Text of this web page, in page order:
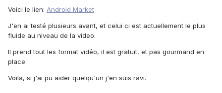
Voici le lien: Android Market
J'en ai testé plusieurs avant, et celui ci est actuellement le plus
fluide au niveau de la video.
Il prend tout les format vidéo, il est gratuit, et pas gourmand en
place.
Voila, si j'ai pu aider quelqu'un j'en suis ravi.